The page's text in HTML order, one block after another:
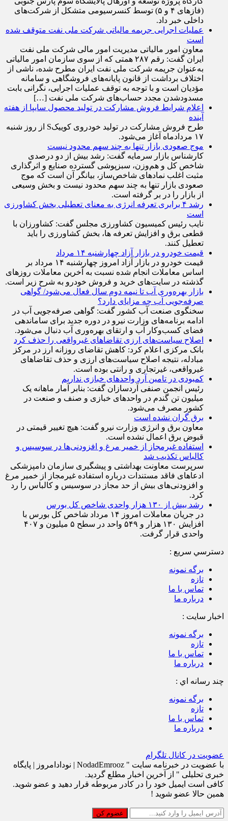
(فاز‌های ۴ و ۵) توسط کنسرسیومی متشکل از شرکت‌های
داخلی خبر داد.
عملیات اجرایی جریمه مالیاتی شرکت ملی نفت متوقف شده
است
معاون امور مالیاتی مدیریت امور مالی شرکت ملی نفت
ایران گفت: رقم ۲۸۷ همتی که از سوی سازمان امور مالیاتی
به‌عنوان جریمه شرکت ملی نفت ایران مطرح شده، ناشی از
اختلاف برداشت از قانون پایانه‌های فروشگاهی و سامانه
مؤدیان است و با توجه به توقف عملیات اجرایی، نگرانی بابت
مسدودشدن مجدد حساب‌های شرکت ملی نفت […]
اعلام شرایط فروش مشارکت در تولید محصول سایپا از هفته
آینده
طرح فروش مشارکت در تولید خودروی کوییکS از روز شنبه
۱۷ مردادماه آغاز می‌شود.
موج صعودی بازار تنها به چند سهم محدود نیست
کارشناس بازار سرمایه گفت: رشد بیش از دو درصدی
شاخص کل و هم‌وزن، سبزپوشی گسترده صنایع و اثرگذاری
مثبت اغلب نماد‌های شاخص‌ساز، بیانگر آن است که موج
صعودی بازار تنها به چند سهم محدود نیست و بخش وسیعی
از بازار را در بر گرفته است.
رشد ۴ برابری تعرفه انرژی به معنای تعطیلی بخش کشاورزی
است
نایب رئیس کمیسیون کشاورزی مجلس گفت: کشاورزان با
قطعی برق و افزایش تعرفه ها، بخش کشاورزی را باید
تعطیل کنند.
قیمت خودرو در بازار آزاد چهارشنبه ۱۴ مرداد
قیمت خودرو در بازار آزاد امروز چهارشنبه ۱۴ مرداد بر
اساس معاملات انجام شده نسبت به آخرین معاملات روز‌های
گذشته در سایت‌های خرید و فروش خودرو به شرح زیر است.
بازار بهره‌وری آب تا نیمه دوم سال فعال می‌شود/ گواهی
صرفه‌جویی آب چه مزایای دارد؟
سخنگوی صنعت آب کشور گفت: گواهی صرفه‌جویی آب در
ادامه برنامه‌های وزارت نیرو در دوره جدید برای ساماندهی
فضای کسب‌وکار آب و ارتقای بهره‌وری آب دنبال می‌شود.
اصلاح سیاست‌های ارزی تقاضاهای غیرواقعی را حذف کرد
بانک مرکزی اعلام کرد: کاهش تقاضای روزانه ارز در مرکز
مبادله، نتیجه اصلاح سیاست‌های ارزی و حذف تقاضا‌های
غیرواقعی، غیرتجاری و رانتی بوده است.
کمبودی در تامین آرد واحد‌های خبازی نداریم
رئیس انجمن صنفی آردسازان گفت: بنابر آمار ماهانه یک
میلیون تن گندم در واحد‌های خبازی و صنف و صنعت در
کشور مصرف می‌شود.
برق گران نشده است
معاون برق و انرژی وزارت نیرو گفت: هیچ تغییر قیمتی در
قبوض برق اعمال نشده است.
استفاده غیرمجاز از خمیر مرغ و افزودنی‌ها در سوسیس و
کالباس تکذیب شد
سرپرست معاونت بهداشتی و پیشگیری سازمان دامپزشکی
ادعاهای فاقد مستندات درباره استفاده غیرمجاز از خمیر مرغ
و افزودنی‌های بیش از حد مجاز در سوسیس و کالباس را رد
کرد.
رشد بیش از ۱۳۰ هزار واحدی شاخص کل بورس
در جریان معاملات امروز ۱۴ مرداد شاخص کل بورس با
افزایش ۱۳۰ هزار و ۵۴۹ واحد در سطح ۵ میلیون و ۴۰۷
واحدی قرار گرفت.
دسترسي سريع :
برگه نمونه
تازه
تماس با ما
درباره ما
اخبار سایت :
برگه نمونه
تازه
تماس با ما
درباره ما
چند رسانه اي :
برگه نمونه
تازه
تماس با ما
درباره ما
عضویت در کانال تلگرام
با عضویت در خبرنامه سایت " NodadEmrooz | نودادامروز | پايگاه
خبری تحلیلی " از آخرین اخبار مطلع گردید.
کافی است ایمیل خود را در کادر مربوطه قرار دهید و عضو شوید.
همین حالا عضو شوید !